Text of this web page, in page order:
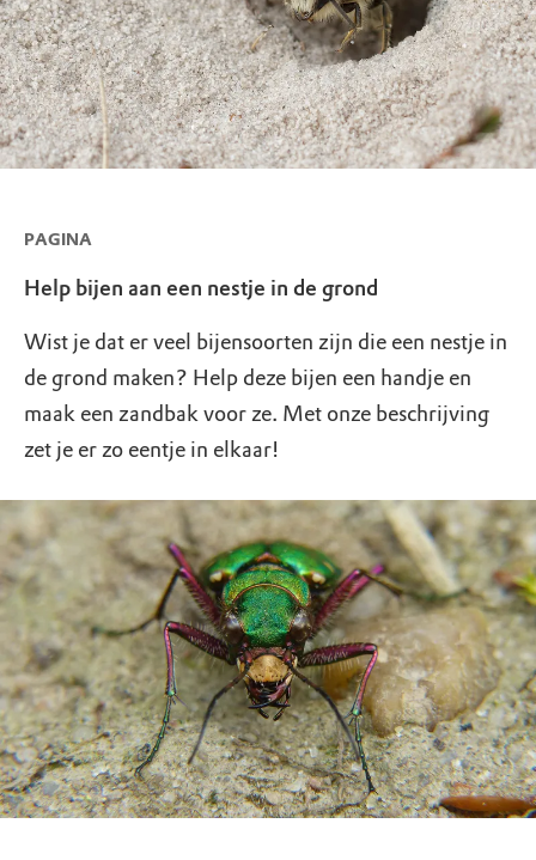
PAGINA
Help bijen aan een nestje in de grond
Wist je dat er veel bijensoorten zijn die een nestje in
de grond maken? Help deze bijen een handje en
maak een zandbak voor ze. Met onze beschrijving
zet je er zo eentje in elkaar!